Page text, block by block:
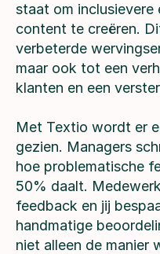
staat om inclusievere
content te creëren.
verbeterde
maar ook tot een
klanten en een
Met Textio wordt er
gezien. Managers
hoe problematische
50% daalt.
feedback en jij
handmatige
niet alleen de manier